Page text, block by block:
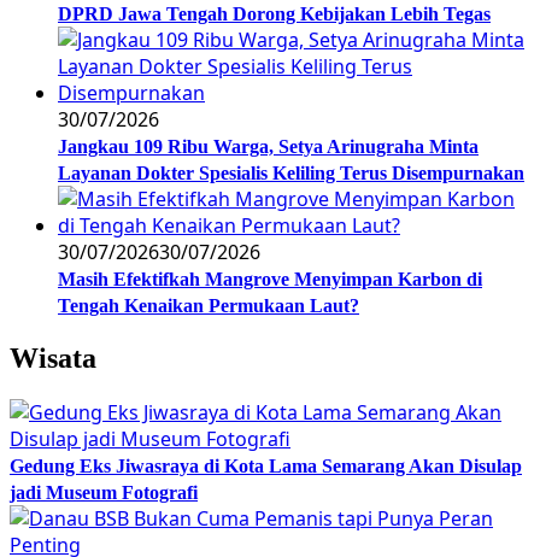
DPRD Jawa Tengah Dorong Kebijakan Lebih Tegas
30/07/2026
Jangkau 109 Ribu Warga, Setya Arinugraha Minta
Layanan Dokter Spesialis Keliling Terus Disempurnakan
30/07/202630/07/2026
Masih Efektifkah Mangrove Menyimpan Karbon di
Tengah Kenaikan Permukaan Laut?
Wisata
Gedung Eks Jiwasraya di Kota Lama Semarang Akan Disulap
jadi Museum Fotografi